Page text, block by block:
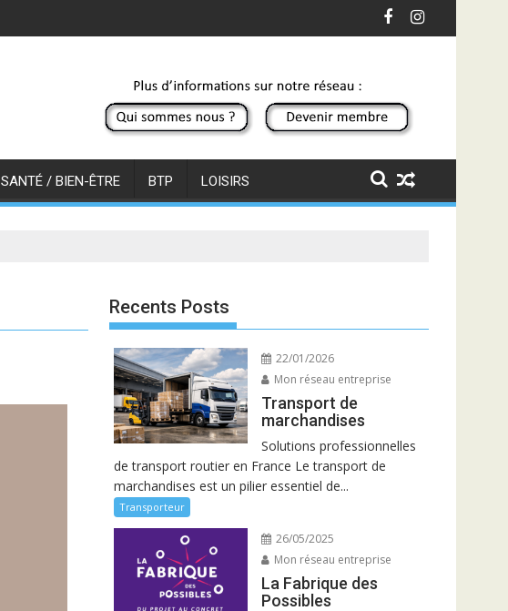
SANTÉ / BIEN-ÊTRE BTP LOISIRS
Recents Posts
22/01/2026
Mon réseau entreprise
Transport de
marchandises
Solutions professionnelles
de transport routier en France Le transport de
marchandises est un pilier essentiel de...
Transporteur
26/05/2025
Mon réseau entreprise
La Fabrique des
Possibles